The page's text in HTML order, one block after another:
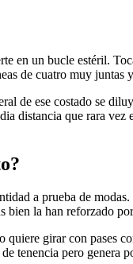
en un bucle estéril.
de cuatro muy
de ese costado se
distancia que rara
a prueba de
la han reforzado
quiere girar con pases
tenencia pero genera